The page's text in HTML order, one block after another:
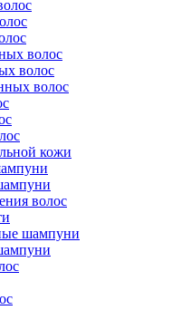
волос
волос
волос
кожи
волос
шампуни